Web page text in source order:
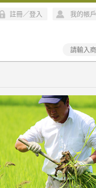
我的帳戶
註冊／登入